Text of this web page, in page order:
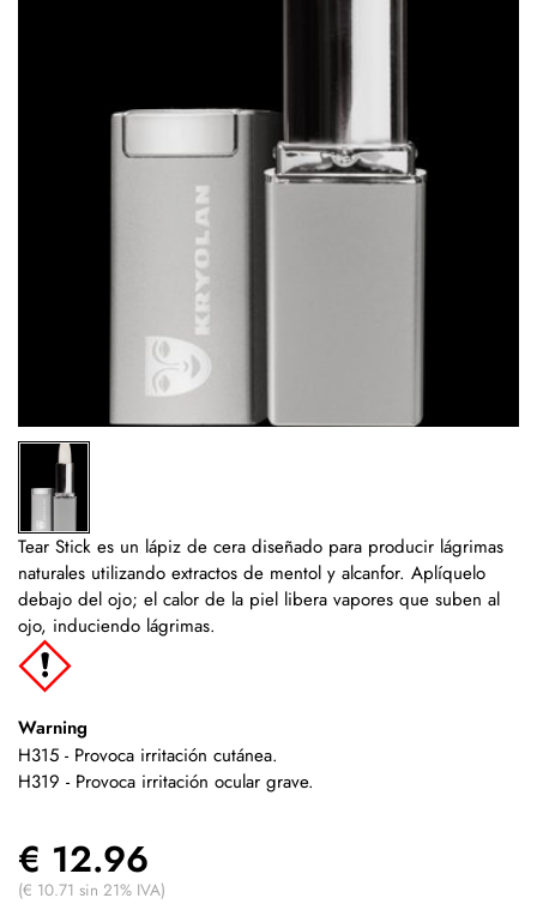
Tear Stick es un lápiz de cera diseñado para producir lágrimas
naturales utilizando extractos de mentol y alcanfor. Aplíquelo
debajo del ojo; el calor de la piel libera vapores que suben al
ojo, induciendo lágrimas.
Warning
H315 - Provoca irritación cutánea.
H319 - Provoca irritación ocular grave.
€ 12.96
(€ 10.71 sin 21% IVA)